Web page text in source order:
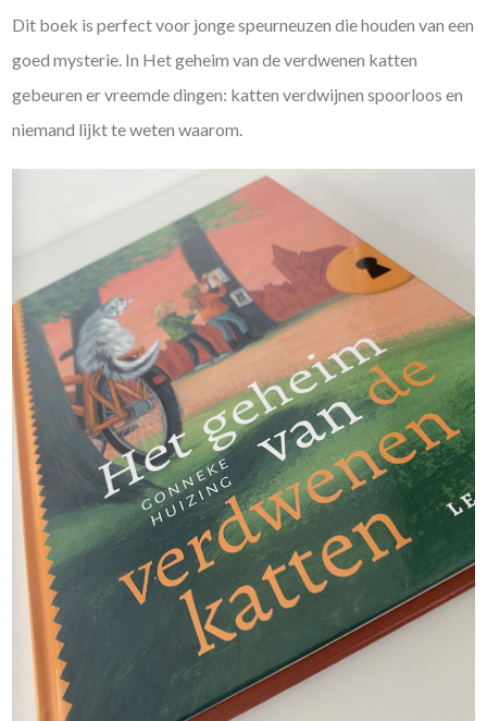
Dit boek is perfect voor jonge speurneuzen die houden van een
goed mysterie. In Het geheim van de verdwenen katten
gebeuren er vreemde dingen: katten verdwijnen spoorloos en
niemand lijkt te weten waarom.